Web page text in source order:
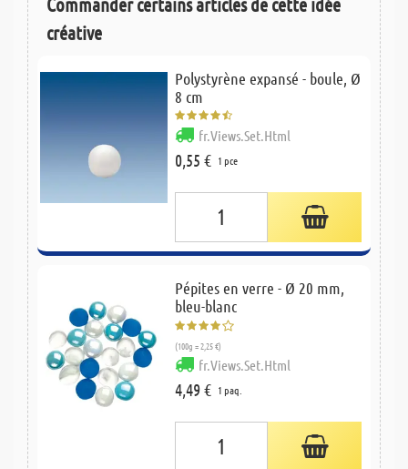
créative
Polystyrène expansé - boule, Ø
8 cm
fr.Views.Set.Html
0,55 € 1 pce
Pépites en verre - Ø 20 mm,
bleu-blanc
(100g = 2,25 €)
fr.Views.Set.Html
4,49 € 1 paq.